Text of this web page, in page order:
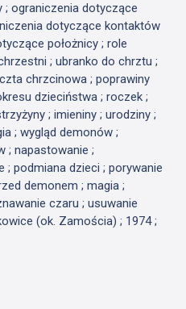
; ograniczenia dotyczące
dotyczące kontaktów
położnicy ; role
; ubranko do chrztu ;
chrzcinowa ; poprawiny
dzieciństwa ; roczek ;
; imieniny ; urodziny ;
; wygląd demonów ;
; napastowanie ;
; podmiana dzieci ; porywanie
demonem ; magia ;
czaru ; usuwanie
(ok. Zamościa) ; 1974 ;